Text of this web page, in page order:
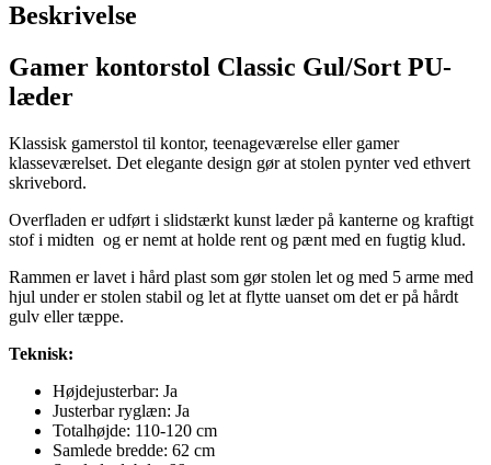
Beskrivelse
Gamer kontorstol Classic Gul/Sort PU-
læder
Klassisk gamerstol til kontor, teenageværelse eller gamer
klasseværelset. Det elegante design gør at stolen pynter ved ethvert
skrivebord.
Overfladen er udført i slidstærkt kunst læder på kanterne og kraftigt
stof i midten og er nemt at holde rent og pænt med en fugtig klud.
Rammen er lavet i hård plast som gør stolen let og med 5 arme med
hjul under er stolen stabil og let at flytte uanset om det er på hårdt
gulv eller tæppe.
Teknisk:
Højdejusterbar: Ja
Justerbar ryglæn: Ja
Totalhøjde: 110-120 cm
Samlede bredde: 62 cm